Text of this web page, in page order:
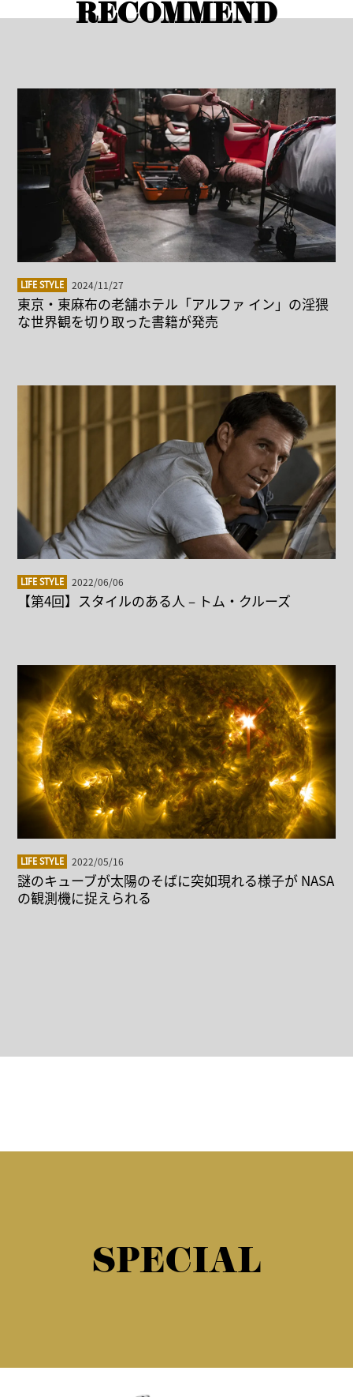
RECOMMEND
LIFE STYLE 2024/11/27
東京・東麻布の老舗ホテル「アルファ イン」の淫猥
な世界観を切り取った書籍が発売
LIFE STYLE 2022/06/06
【第4回】スタイルのある人 – トム・クルーズ
LIFE STYLE 2022/05/16
謎のキューブが太陽のそばに突如現れる様子が NASA
の観測機に捉えられる
SPECIAL